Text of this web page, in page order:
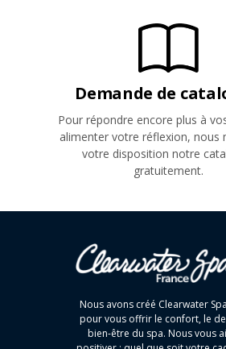
Demande de
Pour répondre encore plus à
alimenter votre réflexion, nous
votre disposition notre
gratuitement.
Nous avons créé Clearwater
pour vous offrir le confort, le
bien-être du spa. Nous vous